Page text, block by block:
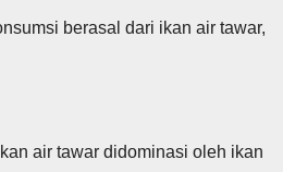
berasal dari ikan air tawar,
air tawar didominasi oleh ikan